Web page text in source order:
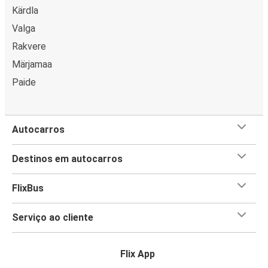
Kärdla
Valga
Rakvere
Märjamaa
Paide
Autocarros
Destinos em autocarros
FlixBus
Serviço ao cliente
Flix App